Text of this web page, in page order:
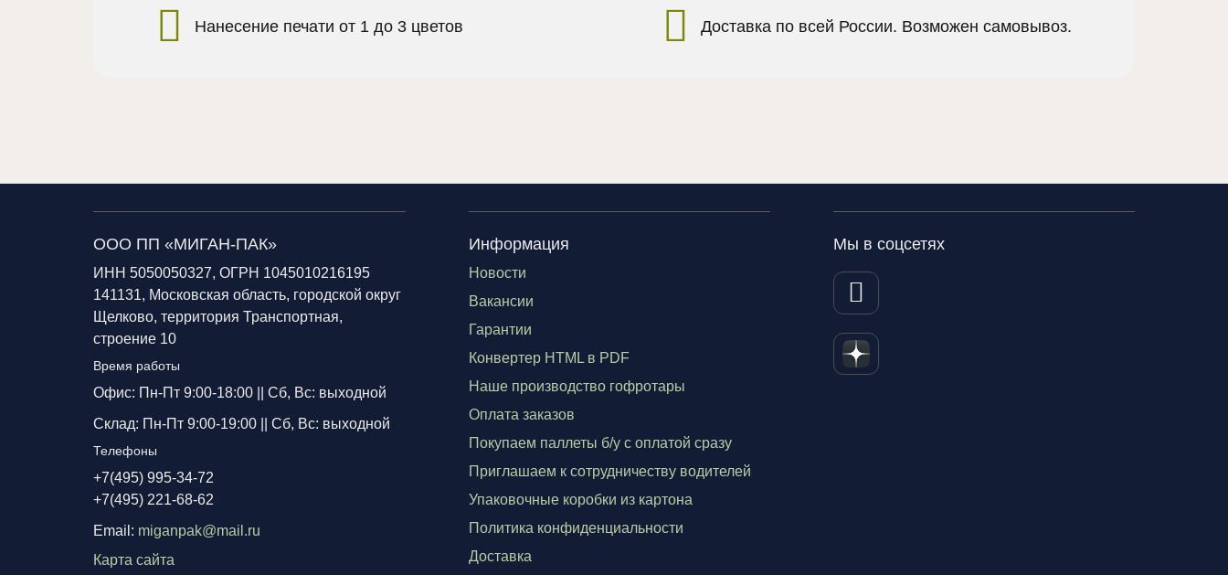
Нанесение печати от 1 до 3 цветов Доставка по всей России. Возможен самовывоз.
ООО ПП «МИГАН-ПАК»
ИНН 5050050327, ОГРН 1045010216195
141131, Московская область, городской округ
Щелково, территория Транспортная,
строение 10
Время работы
Офис: Пн-Пт 9:00-18:00 || Сб, Вс: выходной
Склад: Пн-Пт 9:00-19:00 || Сб, Вс: выходной
Телефоны
+7(495) 995-34-72
+7(495) 221-68-62
Email: miganpak@mail.ru
Карта сайта
Информация
Новости
Вакансии
Гарантии
Конвертер HTML в PDF
Наше производство гофротары
Оплата заказов
Покупаем паллеты б/у с оплатой сразу
Приглашаем к сотрудничеству водителей
Упаковочные коробки из картона
Политика конфиденциальности
Доставка
Мы в соцсетях